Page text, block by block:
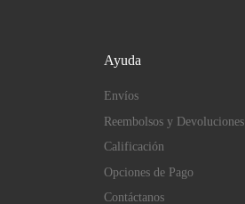
Ayuda
Envíos
Reembolsos y Devoluciones
Calificación
Opciones de Pago
Contáctanos